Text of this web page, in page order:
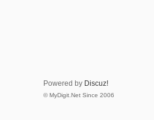
Powered by Discuz!
© MyDigit.Net Since 2006